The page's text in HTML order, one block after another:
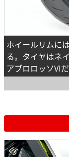
ホイールリムに
る。タイヤはネ
アブロロッソVIだ